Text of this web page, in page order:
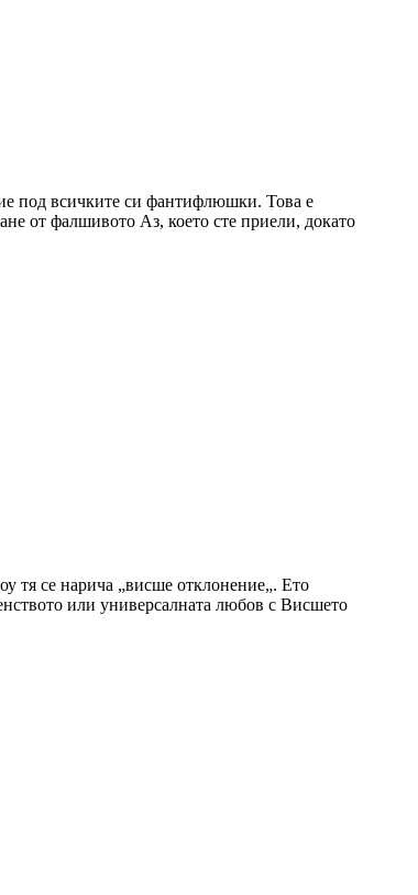
под всичките си фантифлюшки. Това е
от фалшивото Аз, което сте приели, докато
тя се нарича „висше отклонение„. Ето
или универсалната любов с Висшето